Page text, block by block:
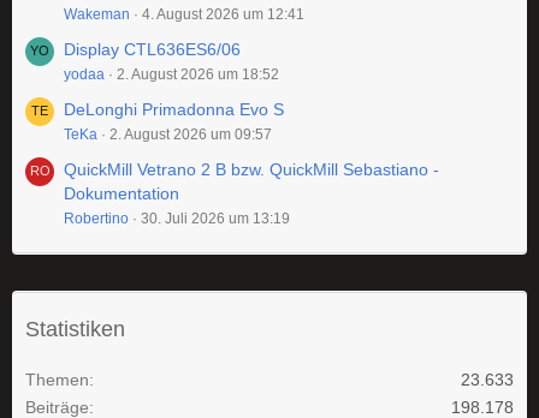
Wakeman 4. August 2026 um 12:41
Display CTL636ES6/06
yodaa 2. August 2026 um 18:52
DeLonghi Primadonna Evo S
TeKa 2. August 2026 um 09:57
QuickMill Vetrano 2 B bzw. QuickMill Sebastiano -
Dokumentation
Robertino 30. Juli 2026 um 13:19
Statistiken
Themen
23.633
Beiträge
198.178